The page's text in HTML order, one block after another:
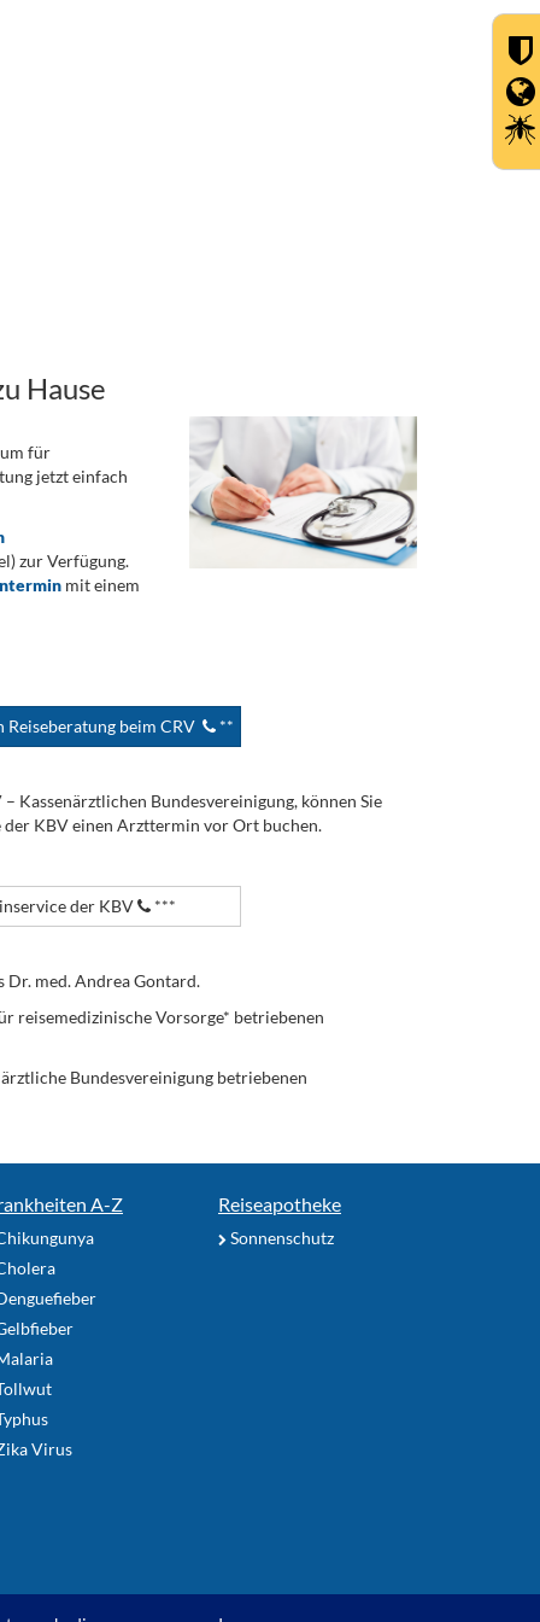
Hause
für
jetzt einfach
zur Verfügung.
mit einem
Reiseberatung beim CRV **
Kassenärztlichen Bundesvereinigung, können Sie
der KBV einen Arzttermin vor Ort buchen.
der KBV ***
med. Andrea Gontard.
reisemedizinische Vorsorge* betriebenen
Bundesvereinigung betriebenen
A-Z
Virus
Reiseapotheke
Sonnenschutz